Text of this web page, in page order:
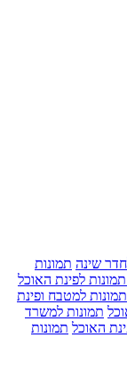
שינה תמונות
לפינת האוכל
תמונות למטבח ופינת
תמונות למשרד
האוכל תמונות